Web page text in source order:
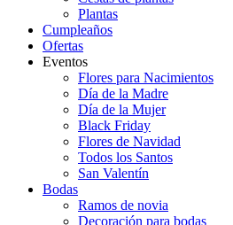
Plantas
Cumpleaños
Ofertas
Eventos
Flores para Nacimientos
Día de la Madre
Día de la Mujer
Black Friday
Flores de Navidad
Todos los Santos
San Valentín
Bodas
Ramos de novia
Decoración para bodas